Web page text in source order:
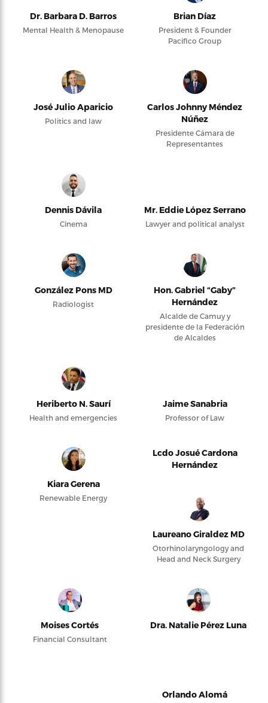
Dr. Barbara D. Barros
Mental Health & Menopause
Brian Díaz
President & Founder
Pacifico Group
José Julio Aparicio
Politics and law
Carlos Johnny Méndez
Núñez
Presidente Cámara de
Representantes
Dennis Dávila
Cinema
Mr. Eddie López Serrano
Lawyer and political analyst
González Pons MD
Radiologist
Hon. Gabriel “Gaby”
Hernández
Alcalde de Camuy y
presidente de la Federación
de Alcaldes
Heriberto N. Saurí
Health and emergencies
Jaime Sanabria
Professor of Law
Kiara Gerena
Renewable Energy
Lcdo Josué Cardona
Hernández
Laureano Giraldez MD
Otorhinolaryngology and
Head and Neck Surgery
Moises Cortés
Financial Consultant
Dra. Natalie Pérez Luna
Orlando Alomá